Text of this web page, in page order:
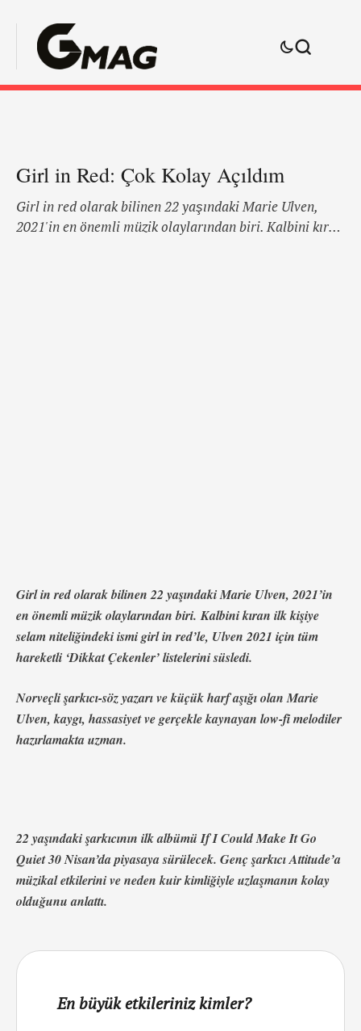
Girl in Red: Çok Kolay Açıldım
Girl in red olarak bilinen 22 yaşındaki Marie Ulven,
2021'in en önemli müzik olaylarından biri. Kalbini kıran
Girl in red olarak bilinen 22 yaşındaki Marie Ulven, 2021’in
en önemli müzik olaylarından biri.Kalbini kıran ilk kişiye
selam niteliğindeki ismi girl in red’le, Ulven 2021 için tüm
hareketli ‘Dikkat Çekenler’ listelerini süsledi.
Norveçli şarkıcı-söz yazarı ve küçük harf aşığı olan Marie
Ulven, kaygı, hassasiyet ve gerçekle kaynayan low-fi melodiler
hazırlamakta uzman.
22 yaşındaki şarkıcının ilk albümü If I Could Make It Go
Quiet 30 Nisan’da piyasaya sürülecek. Genç şarkıcı Attitude’a
müzikal etkilerini ve neden kuir kimliğiyle uzlaşmanın kolay
olduğunu anlattı.
En büyük etkileriniz kimler?